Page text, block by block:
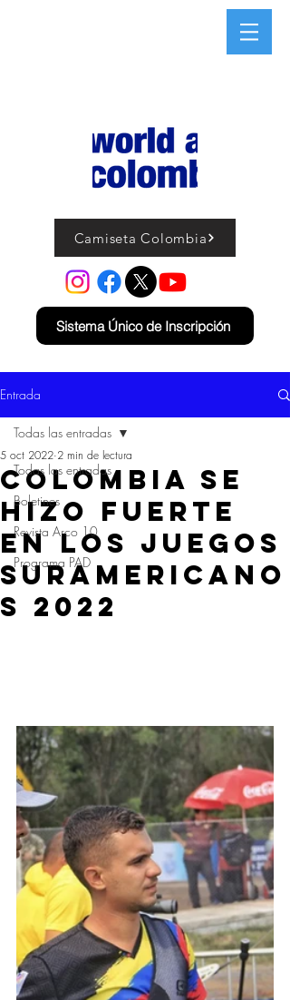
Camiseta Colombia
Sistema Único de Inscripción
Entrada
Todas las entradas
Boletines
Revista Arco 10
Programa PAD
Todas las entradas
COLOMBIA SE
HIZO FUERTE
EN LOS JUEGOS
SURAMERICANO
S 2022
5 oct 2022 2 min de lectura